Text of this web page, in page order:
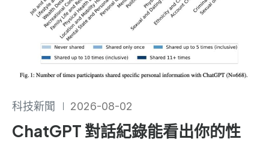
科技新聞 2026-08-02
ChatGPT 對話紀錄能看出你的性